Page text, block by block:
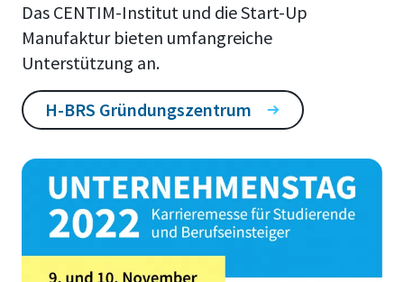
Das CENTIM-Institut und die Start-Up
Manufaktur bieten umfangreiche
Unterstützung an.
H-BRS Gründungszentrum